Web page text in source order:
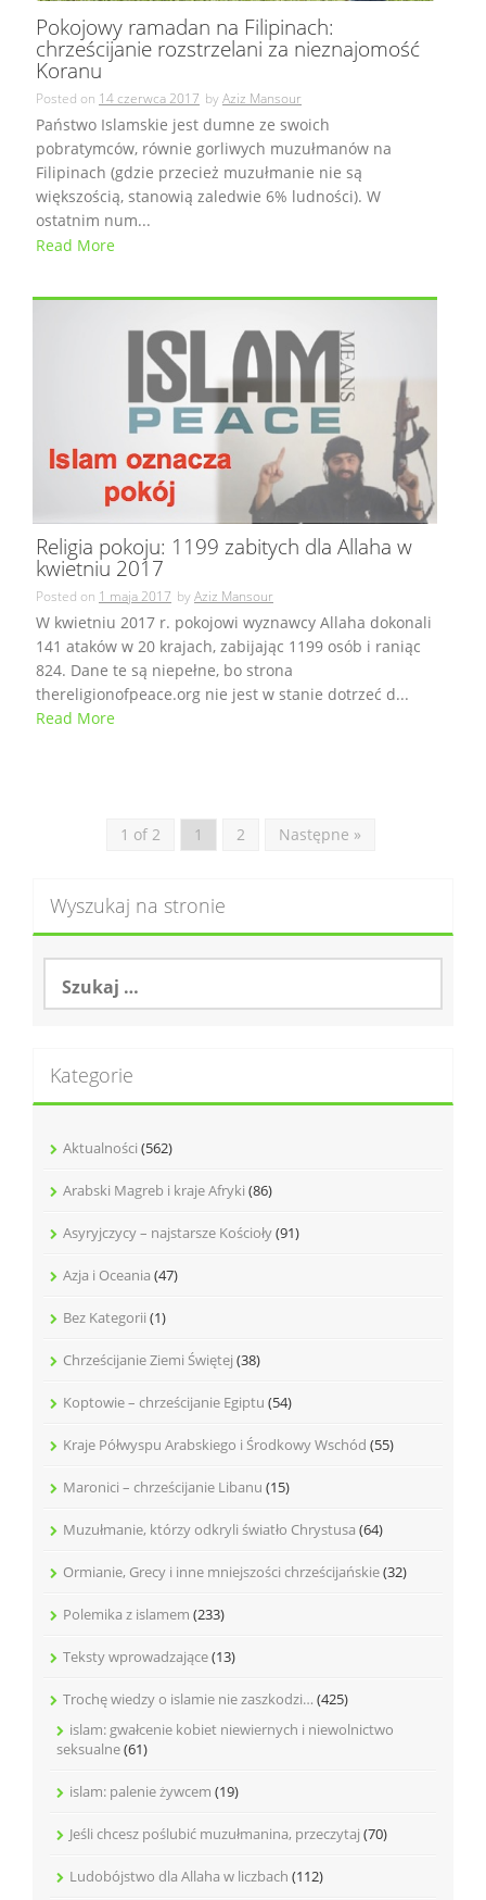
Pokojowy ramadan na Filipinach:
chrześcijanie rozstrzelani za nieznajomość
Koranu
Posted on 14 czerwca 2017 byAziz Mansour
Państwo Islamskie jest dumne ze swoich
pobratymców, równie gorliwych muzułmanów na
Filipinach (gdzie przecież muzułmanie nie są
większością, stanowią zaledwie 6% ludności). W
ostatnim num...
Read More
Religia pokoju: 1199 zabitych dla Allaha w
kwietniu 2017
Posted on 1 maja 2017 byAziz Mansour
W kwietniu 2017 r. pokojowi wyznawcy Allaha dokonali
141 ataków w 20 krajach, zabijając 1199 osób i raniąc
824. Dane te są niepełne, bo strona
thereligionofpeace.org nie jest w stanie dotrzeć d...
Read More
1 of 2 1 2 Następne »
Wyszukaj na stronie
u
:
Kategorie
Aktualności (562)
Arabski Magreb i kraje Afryki (86)
Asyryjczycy – najstarsze Kościoły(91)
Azja i Oceania (47)
Bez Kategorii (1)
Chrześcijanie Ziemi Świętej (38)
Koptowie – chrześcijanie Egiptu (54)
Kraje Półwyspu Arabskiego i Środkowy Wschód (55)
Maronici – chrześcijanie Libanu (15)
Muzułmanie, którzy odkryli światło Chrystusa (64)
Ormianie, Grecy i inne mniejszości chrześcijańskie(32)
Polemika z islamem (233)
Teksty wprowadzające(13)
Trochę wiedzy o islamie nie zaszkodzi… (425)
islam: gwałcenie kobiet niewiernych i niewolnictwo
seksualne(61)
islam: palenie żywcem (19)
Jeśli chcesz poślubić muzułmanina, przeczytaj (70)
Ludobójstwo dla Allaha w liczbach (112)